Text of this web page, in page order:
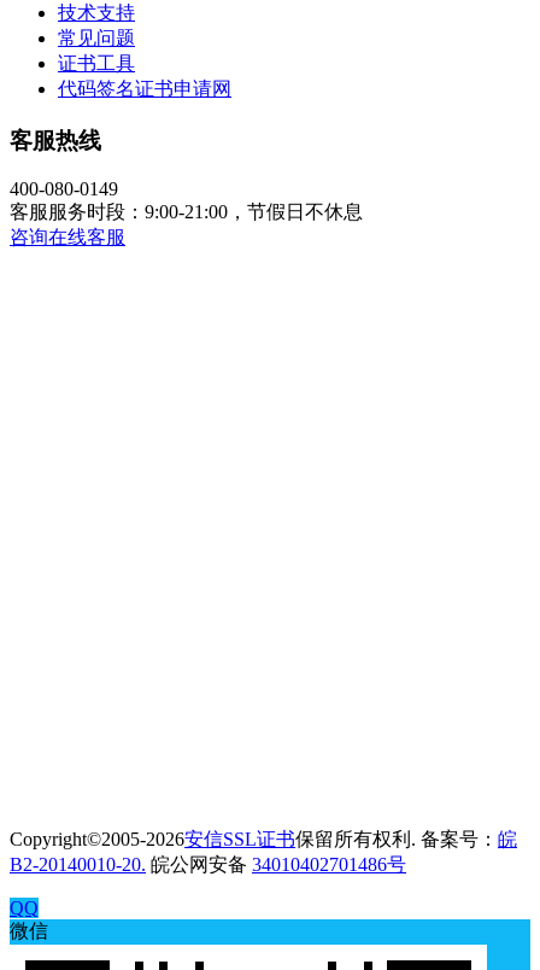
技术支持
常见问题
证书工具
代码签名证书申请网
客服热线
400-080-0149
客服服务时段：9:00-21:00，节假日不休息
咨询在线客服
Copyright©2005-2026安信SSL证书保留所有权利. 备案号： 皖
B2-20140010-20. 皖公网安备 34010402701486号
QQ
微信